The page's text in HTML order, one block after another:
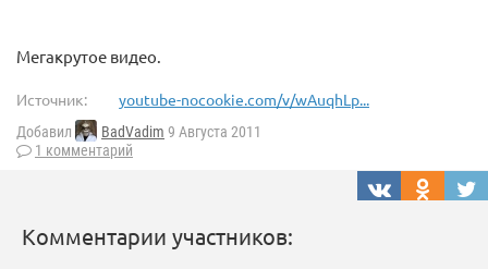
Мегакрутое видео.
Источник: youtube-nocookie.com/v/wAuqhLp...
Добавил BadVadim 9 Августа 2011
1 комментарий
Комментарии участников: